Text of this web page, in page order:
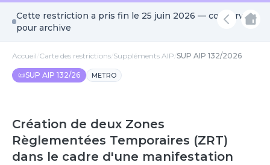
Cette restriction a pris fin le 25 juin 2026 — conservée
pour archive
Accueil Carte des restrictions Suppléments AIP SUP AIP 132/2026
📜SUP AIP 132/26 METRO
Création de deux Zones
Règlementées Temporaires (ZRT)
dans le cadre d'une manifestation